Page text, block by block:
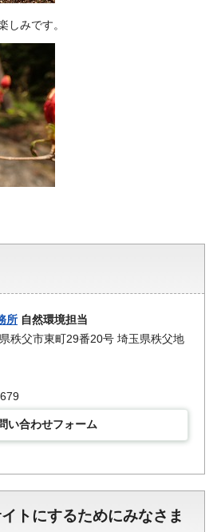
しみです。
所 自然環境担当
秩父市東町29番20号 埼玉県秩父地
い合わせフォーム
トにするためにみなさま